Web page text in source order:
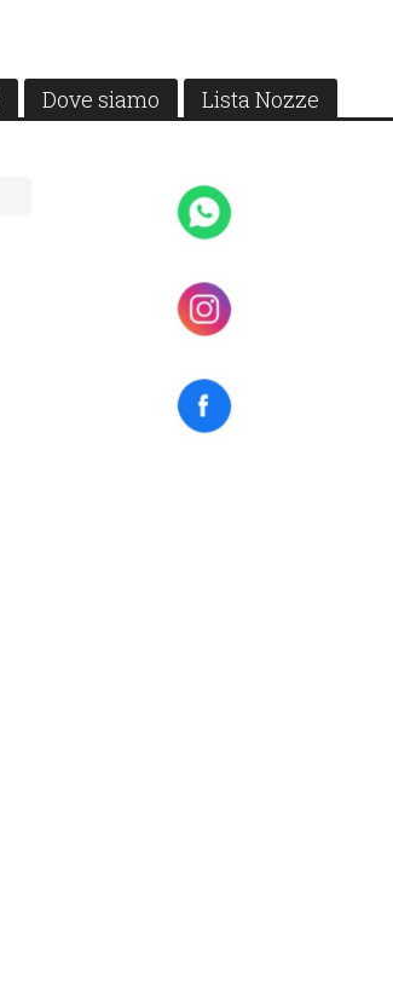
Dove siamo Lista Nozze